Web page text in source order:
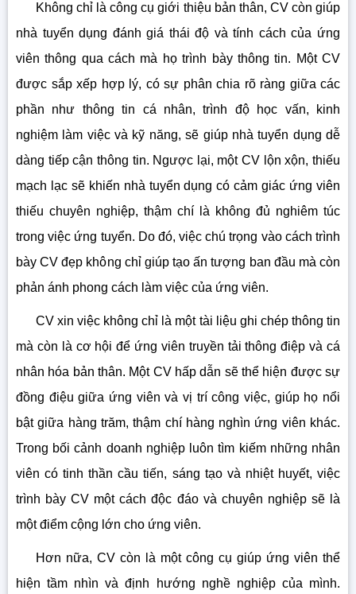
Không chỉ là công cụ giới thiệu bản thân, CV còn giúp
nhà tuyển dụng đánh giá thái độ và tính cách của ứng
viên thông qua cách mà họ trình bày thông tin. Một CV
được sắp xếp hợp lý, có sự phân chia rõ ràng giữa các
phần như thông tin cá nhân, trình độ học vấn, kinh
nghiệm làm việc và kỹ năng, sẽ giúp nhà tuyển dụng dễ
dàng tiếp cận thông tin. Ngược lại, một CV lộn xộn, thiếu
mạch lạc sẽ khiến nhà tuyển dụng có cảm giác ứng viên
thiếu chuyên nghiệp, thậm chí là không đủ nghiêm túc
trong việc ứng tuyển. Do đó, việc chú trọng vào cách trình
bày CV đẹp không chỉ giúp tạo ấn tượng ban đầu mà còn
phản ánh phong cách làm việc của ứng viên.
CV xin việc không chỉ là một tài liệu ghi chép thông tin
mà còn là cơ hội để ứng viên truyền tải thông điệp và cá
nhân hóa bản thân. Một CV hấp dẫn sẽ thể hiện được sự
đồng điệu giữa ứng viên và vị trí công việc, giúp họ nổi
bật giữa hàng trăm, thậm chí hàng nghìn ứng viên khác.
Trong bối cảnh doanh nghiệp luôn tìm kiếm những nhân
viên có tinh thần cầu tiến, sáng tạo và nhiệt huyết, việc
trình bày CV một cách độc đáo và chuyên nghiệp sẽ là
một điểm cộng lớn cho ứng viên.
Hơn nữa, CV còn là một công cụ giúp ứng viên thể
hiện tầm nhìn và định hướng nghề nghiệp của mình.